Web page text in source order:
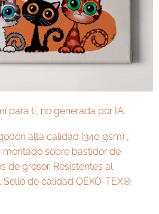
para ti, no generada por IA.
alta calidad (340 gsm) ,
sobre bastidor de
de grosor. Resistentes al
de calidad OEKO-TEX®.